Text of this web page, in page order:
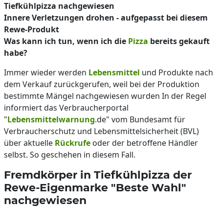
Tiefkühlpizza nachgewiesen
Innere Verletzungen drohen - aufgepasst bei diesem
Rewe-Produkt
Was kann ich tun, wenn ich die Pizza bereits gekauft
habe?
Immer wieder werden Lebensmittel und Produkte nach
dem Verkauf zurückgerufen, weil bei der Produktion
bestimmte Mängel nachgewiesen wurden In der Regel
informiert das Verbraucherportal
"Lebensmittelwarnung.de" vom Bundesamt für
Verbraucherschutz und Lebensmittelsicherheit (BVL)
über aktuelle Rückrufe oder der betroffene Händler
selbst. So geschehen in diesem Fall.
Fremdkörper in Tiefkühlpizza der
Rewe-Eigenmarke "Beste Wahl"
nachgewiesen